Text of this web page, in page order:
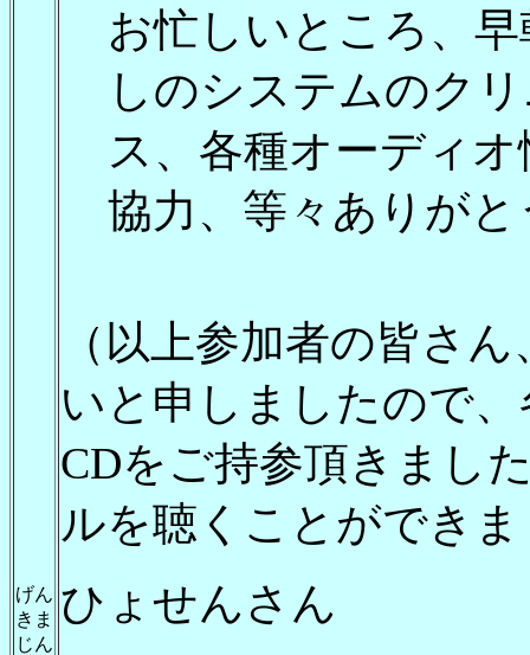
げん
きま
じん
お忙しいところ、
しのシステムのク
ス、各種オーディ
協力、等々ありが
（以上参加者の皆さ
いと申しましたので
CDをご持参頂きまし
ルを聴くことができ
ひょせんさん